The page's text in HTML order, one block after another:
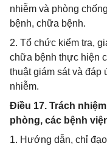
nhiễm và phòng
bệnh, chữa bệnh.
2. Tổ chức kiểm tra,
chữa bệnh thực hiện
thuật giám sát và đáp
nhiễm.
Điều 17. Trách
phòng, các bệnh
1. Hướng dẫn, chỉ